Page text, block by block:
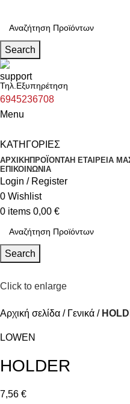
Search
Τηλ.Εξυπηρέτηση
6945236708
Menu
ΚΑΤΗΓΟΡΙΕΣ
ΑΡΧΙΚΗ ΠΡΟΪΟΝΤΑΗ ΕΤΑΙΡΕΙΑ
ΕΠΙΚΟΙΝΩΝΙΑ
Login / Register
0 Wishlist
0 items 0,00 €
Search
Click to enlarge
Αρχική σελίδα Γενικά
LOWEN
HOLDER
7,56 €